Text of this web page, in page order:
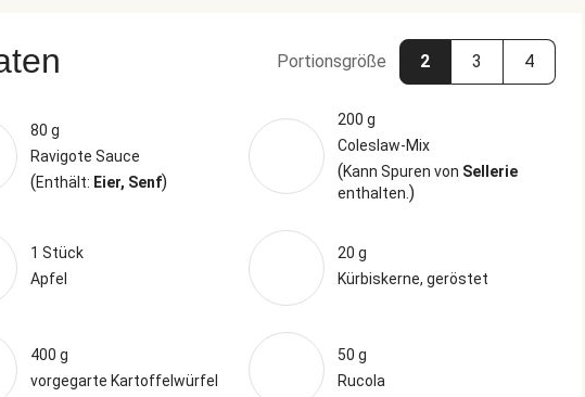
Portionsgröße 2 3 4
80 g
Ravigote Sauce
(Enthält: Eier, Senf)
200 g
Coleslaw-Mix
(Kann Spuren von Sellerie
enthalten. )
1 Stück
Apfel
20 g
Kürbiskerne, geröstet
400 g
vorgegarte Kartoffelwürfel
50 g
Rucola